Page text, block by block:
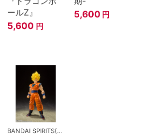
ールZ』
5,600 円
5,600 円
BANDAI SPIRITS(バンダイスピリッツ)